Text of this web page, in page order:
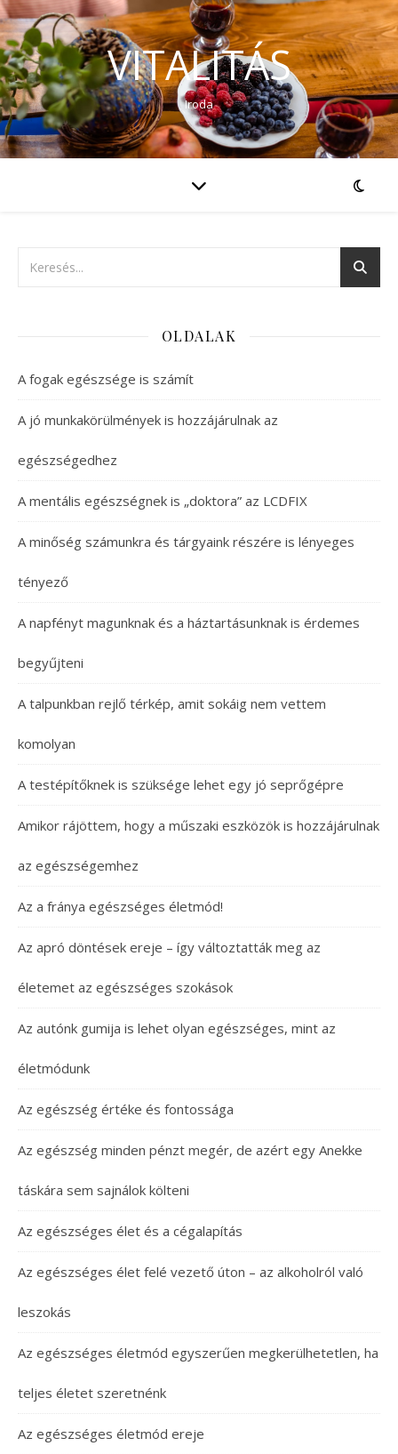
VITALITÁS
Iroda
OLDALAK
A fogak egészsége is számít
A jó munkakörülmények is hozzájárulnak az
egészségedhez
A mentális egészségnek is „doktora” az LCDFIX
A minőség számunkra és tárgyaink részére is lényeges
tényező
A napfényt magunknak és a háztartásunknak is érdemes
begyűjteni
A talpunkban rejlő térkép, amit sokáig nem vettem
komolyan
A testépítőknek is szüksége lehet egy jó seprőgépre
Amikor rájöttem, hogy a műszaki eszközök is hozzájárulnak
az egészségemhez
Az a fránya egészséges életmód!
Az apró döntések ereje – így változtatták meg az
életemet az egészséges szokások
Az autónk gumija is lehet olyan egészséges, mint az
életmódunk
Az egészség értéke és fontossága
Az egészség minden pénzt megér, de azért egy Anekke
táskára sem sajnálok költeni
Az egészséges élet és a cégalapítás
Az egészséges élet felé vezető úton – az alkoholról való
leszokás
Az egészséges életmód egyszerűen megkerülhetetlen, ha
teljes életet szeretnénk
Az egészséges életmód ereje